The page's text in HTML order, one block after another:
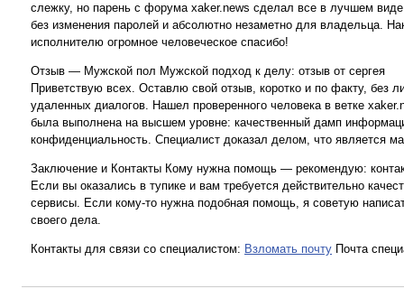
слежку, но парень с форума xaker.news сделал все в лучшем
без изменения паролей и абсолютно незаметно для владельца.
исполнителю огромное человеческое спасибо!
Отзыв — Мужской пол Мужской подход к делу: отзыв от сергея
Приветствую всех. Оставлю свой отзыв, коротко и по факту, без
удаленных диалогов. Нашел проверенного человека в ветке
была выполнена на высшем уровне: качественный дамп
конфиденциальность. Специалист доказал делом, что является
Заключение и Контакты Кому нужна помощь — рекомендую:
Если вы оказались в тупике и вам требуется действительно
сервисы. Если кому-то нужна подобная помощь, я советую
своего дела.
Контакты для связи со специалистом: Взломать почту Почта